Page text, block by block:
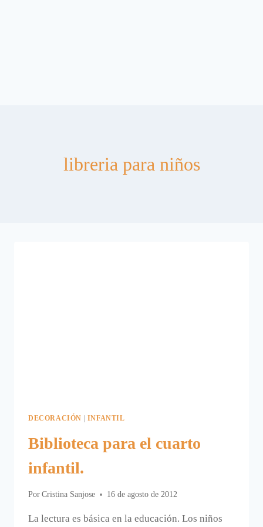
libreria para niños
DECORACIÓN | INFANTIL
Biblioteca para el cuarto
infantil.
Por Cristina Sanjose 16 de agosto de 2012
La lectura es básica en la educación. Los niños